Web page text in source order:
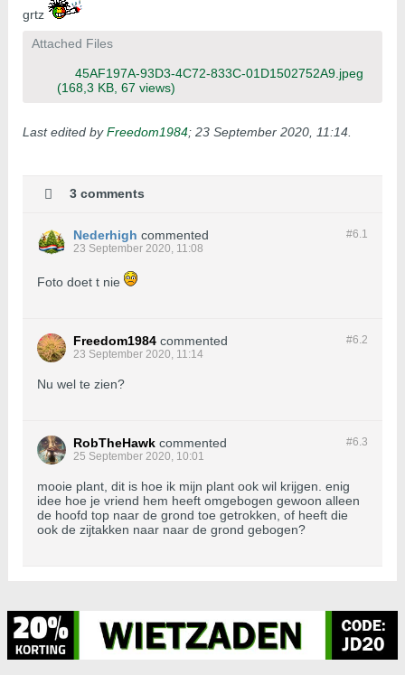
grtz
Attached Files
45AF197A-93D3-4C72-833C-01D1502752A9.jpeg
(168,3 KB, 67 views)
Last edited byFreedom1984; 23 September 2020, 11:14
3 comments
#6.1
Nederhigh commented
23 September 2020, 11:08
Foto doet t nie
#6.2
Freedom1984 commented
23 September 2020, 11:14
Nu wel te zien?
#6.3
RobTheHawk commented
25 September 2020, 10:01
mooie plant, dit is hoe ik mijn plant ook wil krijgen. enig
idee hoe je vriend hem heeft omgebogen gewoon alleen
de hoofd top naar de grond toe getrokken, of heeft die
ook de zijtakken naar naar de grond gebogen?